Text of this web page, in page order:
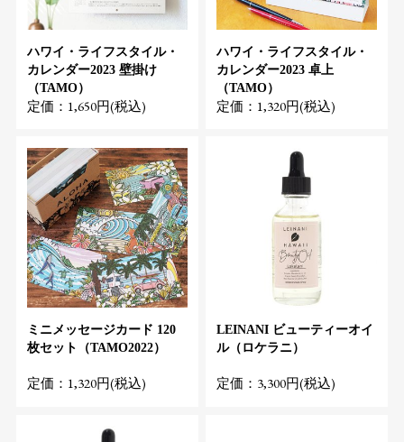
ハワイ・ライフスタイル・
カレンダー2023 壁掛け
（TAMO）
定価：1,650円(税込)
ハワイ・ライフスタイル・
カレンダー2023 卓上
（TAMO）
定価：1,320円(税込)
ミニメッセージカード 120
枚セット（TAMO2022）
定価：1,320円(税込)
LEINANI ビューティーオイ
ル（ロケラニ）
定価：3,300円(税込)